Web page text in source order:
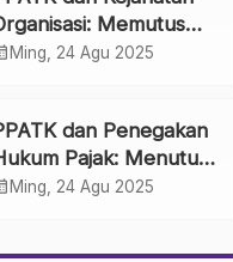
Memutus
Keuangan
Ming, 24 Agu 2025
dan Penegakan
Pajak: Menutup
Pencucian Uang
Ming, 24 Agu 2025